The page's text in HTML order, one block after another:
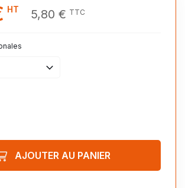
HT 5,80 € TTC
AJOUTER AU PANIER